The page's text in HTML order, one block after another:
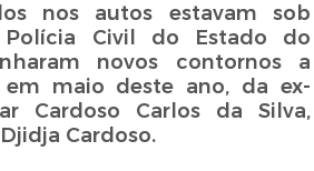
nos autos estavam sob
Polícia Civil do Estado do
novos contornos a
maio deste ano, da ex-
Cardoso Carlos da Silva,
Cardoso.